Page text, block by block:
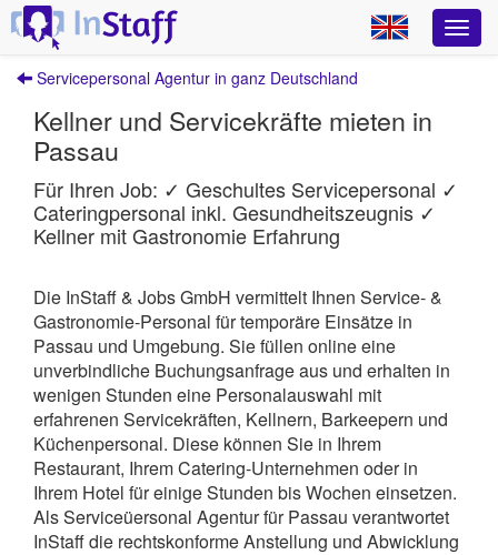
Servicepersonal Agentur in ganz Deutschland
Kellner und Servicekräfte mieten in
Passau
Für Ihren Job: ✓ Geschultes Servicepersonal ✓
Cateringpersonal inkl. Gesundheitszeugnis ✓
Kellner mit Gastronomie Erfahrung
Die InStaff & Jobs GmbH vermittelt Ihnen Service- &
Gastronomie-Personal für temporäre Einsätze in
Passau und Umgebung. Sie füllen online eine
unverbindliche Buchungsanfrage aus und erhalten in
wenigen Stunden eine Personalauswahl mit
erfahrenen Servicekräften, Kellnern, Barkeepern und
Küchenpersonal. Diese können Sie in Ihrem
Restaurant, Ihrem Catering-Unternehmen oder in
Ihrem Hotel für einige Stunden bis Wochen einsetzen.
Als Serviceüersonal Agentur für Passau verantwortet
InStaffdie rechtskonforme Anstellung und Abwicklung